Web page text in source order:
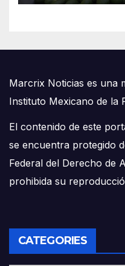
Marcrix Noticias es una
Instituto Mexicano de la
El contenido de este
se encuentra protegido
Federal del Derecho de
prohibida su
CATEGORIES